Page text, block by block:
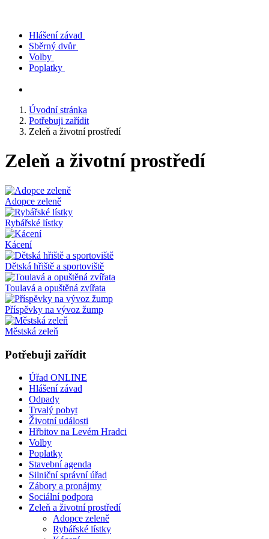
Hlášení závad
Sběrný dvůr
Volby
Poplatky
Úvodní stránka
Potřebuji zařídit
Zeleň a životní prostředí
Zeleň a životní prostředí
Adopce zeleně
Rybářské lístky
Kácení
Dětská hřiště a sportoviště
Toulavá a opuštěná zvířata
Příspěvky na vývoz žump
Městská zeleň
Potřebuji zařídit
Úřad ONLINE
Hlášení závad
Odpady
Trvalý pobyt
Životní události
Hřbitov na Levém Hradci
Volby
Poplatky
Stavební agenda
Silniční správní úřad
Zábory a pronájmy
Sociální podpora
Zeleň a životní prostředí
Adopce zeleně
Rybářské lístky